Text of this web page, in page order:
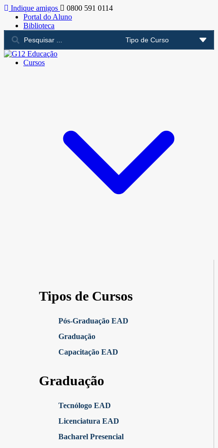
Indique amigos
0800 591 0114
Portal do Aluno
Biblioteca
Cursos
Tipos de Cursos
Pós-Graduação EAD
Graduação
Capacitação EAD
Graduação
Tecnólogo EAD
Licenciatura EAD
Bacharel Presencial